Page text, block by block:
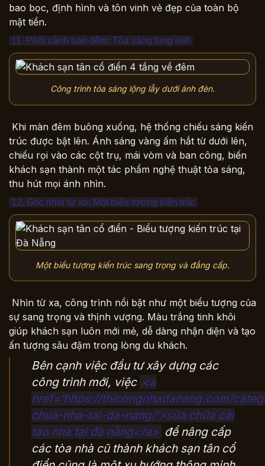
bao bọc, định hình và tôn vinh vẻ đẹp của toàn bộ
mặt tiền.
11. Phối cảnh ban đêm: Tỏa sáng lung linh
Công trình tỏa sáng lộng lẫy dưới ánh đèn.
Khi màn đêm buông xuống, hệ thống chiếu sáng kiến
trúc được bật lên. Ánh sáng vàng ấm hắt từ dưới lên,
chiếu rọi vào các cột trụ, mái vòm và ban công, biến
khách sạn thành một tác phẩm nghệ thuật tỏa sáng,
thu hút mọi ánh nhìn.
12. Góc nhìn từ xa: Một biểu tượng kiến trúc
Một biểu tượng kiến trúc sang trọng và đẳng cấp.
Nhìn từ xa, công trình nổi bật như một biểu tượng của
sự sang trọng và thịnh vượng. Màu trắng tinh khôi
giúp khách sạn luôn mới mẻ, dễ dàng nhận diện và tạo
ấn tượng sâu đậm trong lòng du khách.
Bên cạnh việc đầu tư xây dựng các
công trình mới, việc <a
href=’https://thicongnhadanang.com/
chua-nha-tai-da-nang/’>sửa chữa cải
tạo nhà tại đà nẵng</a> để nâng cấp
các tòa nhà cũ thành khách sạn tân cổ